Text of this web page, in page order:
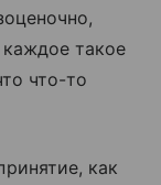
такое
что-то
как